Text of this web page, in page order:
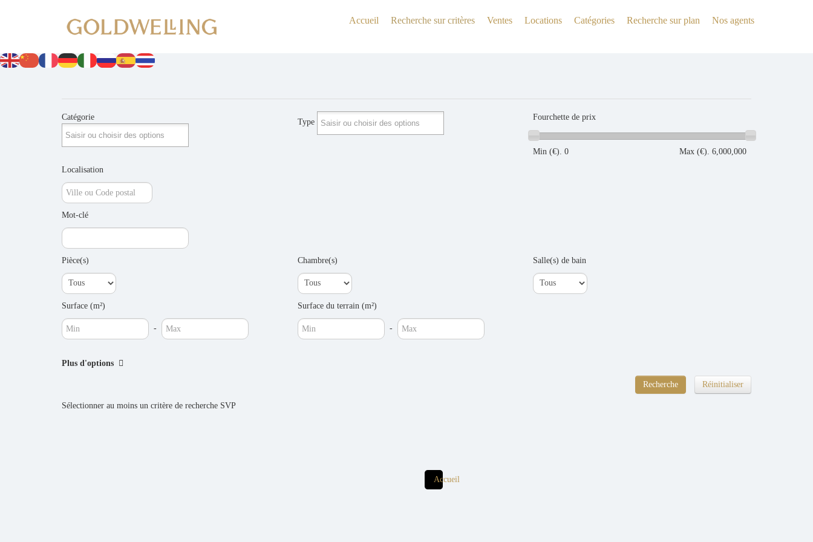
Accueil Recherche sur critères Ventes Locations Catégories Recherche sur plan Nos agents
Catégorie
Type
Fourchette de prix
Min (€).0 Max (€).6,000,000
Localisation
Mot-clé
Pièce(s) Chambre(s) Salle(s) de bain
Surface (m²)
-
Surface du terrain (m²)
-
Plus d'options
Réinitialiser
Sélectionner au moins un critère de recherche SVP
Accueil